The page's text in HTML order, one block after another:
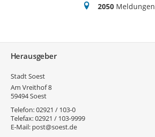
Meldungen
2050Meldungen
Herausgeber
Stadt Soest
Am Vreithof 8
59494Soest
Telefon:02921 / 103-0
Telefax:02921 / 103-9999
E-Mail: post@soest.de